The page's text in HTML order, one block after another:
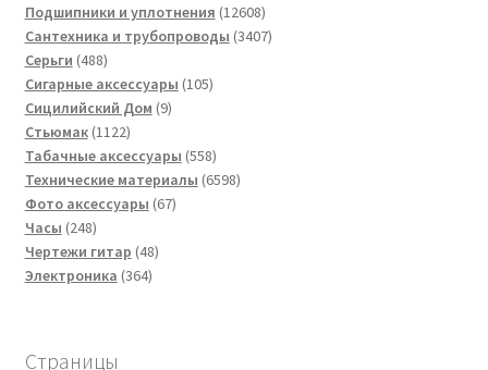
товаров
Подшипники и уплотнения 1260812608
товаров
Сантехника и трубопроводы 34073407
Серьги 488488
товаров
Сигарные аксессуары 105105
Сицилийский Дом 99
Стьюмак 11221122
товара
Табачные аксессуары 558558
товаров
Технические материалы 65986598
Фото аксессуары 6767
Часы 248248
товаров
Чертежи гитар 4848
Электроника 364364
Страницы